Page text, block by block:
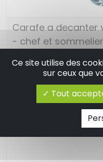
Carafe a decanter
- chef et sommelier
104.90 €
Ajouter au panier
Ce site utilise des
sur ceux que
Tout